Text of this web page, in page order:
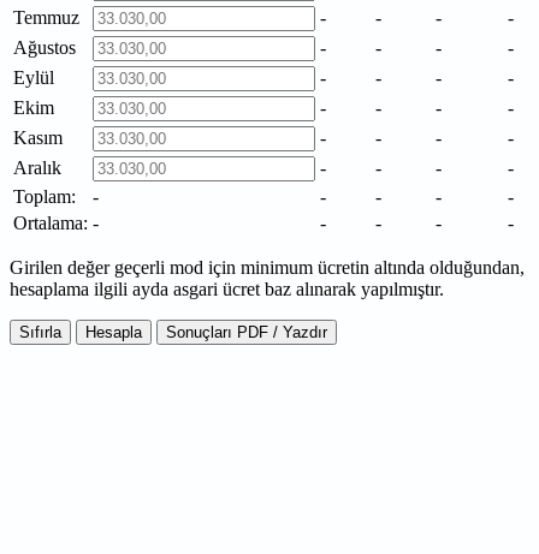
Temmuz
- - -
-
Ağustos
- - -
-
Eylül
- - -
-
Ekim
- - -
-
Kasım
- - -
-
Aralık
- - -
-
Toplam:
- - - -
-
Ortalama: - - - - -
Girilen değer geçerli mod için minimum ücretin altında olduğundan,
hesaplama ilgili ayda asgari ücret baz alınarak yapılmıştır.
Sıfırla Hesapla Sonuçları PDF / Yazdır